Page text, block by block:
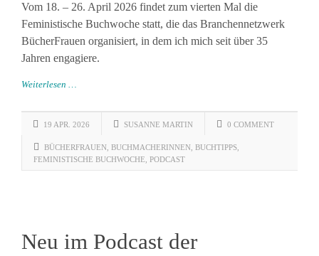
Vom 18. – 26. April 2026 findet zum vierten Mal die
Feministische Buchwoche statt, die das Branchennetzwerk
BücherFrauen organisiert, in dem ich mich seit über 35
Jahren engagiere.
Weiterlesen …
19 APR. 2026 SUSANNE MARTIN 0 COMMENT
BÜCHERFRAUEN BUCHMACHERINNEN BUCHTIPPS
FEMINISTISCHE BUCHWOCHE PODCAST
Neu im Podcast der